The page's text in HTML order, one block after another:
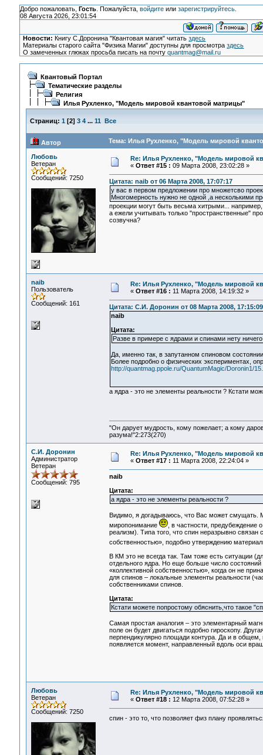
Добро пожаловать, Гость. Пожалуйста, войдитеили зарегистрируйтесь.
08 Августа 2026, 23:01:54
Новости: Книгу С.Доронина "Квантовая магия" читатьздесь
Материалы старого сайта "Физика Магии" доступны для просмотраздесь
О замеченных глюках просьба писать на почтуquantmag@mail.ru
Квантовый Портал
Тематические разделы
Религия
Илья Рухленко, "Модель мировой квантовой матрицы"
Страниц: 1 [2] 3 4 ... 11 Все
Автор Тема: Илья Рухленко, "Модель мировой
Любовь
Ветеран
Сообщений: 7250
Re: Илья Рухленко, "Модель мировой
« Ответ #15 : 09 Марта 2008, 23:02:28 »
Цитата: naib от 06 Марта 2008, 17:07:17
у вас в первом предложении про множетсво
Многомерность нужно не одной ,а несколькими
проекции могут быть весьма хитрыми...
а ежели учитывать только "пространственные"
созвучна?
naib
Пользователь
Сообщений: 161
Re: Илья Рухленко, "Модель мировой
« Ответ #16 : 11 Марта 2008, 14:19:32 »
Цитата: С.И. Доронин от 08 Марта 2008, 17:15:09
naib
Цитата:
Разве в примере с ядрами и спинами нету
Да, именно так, в запутанном спиновом
Более подробно о физических экспериментах,
http://quantmag.ppole.ru/QuantumMagic/Doronin1/
а ядра - это не элементы реальности ? Кстати
"Он дарует мудрость, кому пожелает; а кому
разума!"2:273(270)
С.И. Доронин
Администратор
Ветеран
Сообщений: 795
Re: Илья Рухленко, "Модель мировой
« Ответ #17 : 11 Марта 2008, 22:24:04 »
naib
Цитата:
а ядра - это не элементы реальности ?
Видимо, я догадываюсь, что Вас может смущать.
миропонимание
, в частности, предубеждение
реализм). Типа того, что спин неразрывно связан
собственностью», подобно утверждению
В КМ это не всегда так. Там тоже есть ситуации
отдельного ядра. Но еще больше число состояний
«коллективной собственностью», когда он не
для спинов – локальные элементы реальности
собственниками спинов.
Цитата:
Кстати можете попростому обяснить,что такое
Самая простая аналогия – это элементарный
поле он будет двигаться подобно гироскопу.
перпендикулярно площади контура. Да и в общем,
появляется момент, направленный вдоль оси
Любовь
Ветеран
Сообщений: 7250
Re: Илья Рухленко, "Модель мировой
« Ответ #18 : 12 Марта 2008, 07:52:28 »
спин - это то, что позволяет физ плану